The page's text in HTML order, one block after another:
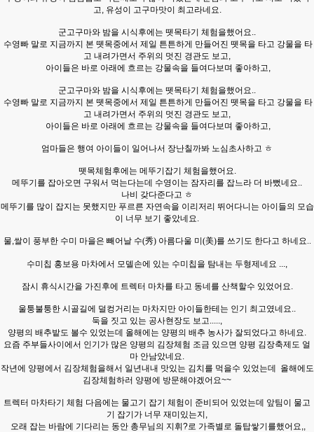
고, 유성이 고구마맛이 최고라네요.
군고구마와 밤을 시식후에는 뗏목타기 체험을했어요..
수영빠 말로 지금까지 본 뗏목중에서 제일 튼튼하게 만들어진 뗏목을 타고 강물을 타
고 내려가면서 주위의 멋진 경관도 보고,
아이들은 바로 아래에 흐르는 강물속을 들여다보며 좋아하고,
군고구마와 밤을 시식후에는 뗏목타기 체험을했어요..
수영빠 말로 지금까지 본 뗏목중에서 제일 튼튼하게 만들어진 뗏목을 타고 강물을 타
고 내려가면서 주위의 멋진 경관도 보고,
아이들은 바로 아래에 흐르는 강물속을 들여다보며 좋아하고,
엄마들은 행여 아이들이 일어나서 장난칠까봐 노심초사하고 ㅎ
뗏목체험후에는 메뚜기잡기 체험을했어요.
메뚜기를 잡아오면 구워서 먹는다는데 수영이는 잠자리를 잡느라 더 바뻤네요..
나비 갖다준다고 ㅎ
메뚜기를 많이 잡지는 못했지만 푸르른 자연속을 이리저리 뛰어다니는 아이들의 모습
이 너무 보기 좋았네요.
물,쌀이 풍부한 수미 마을은 빼어날 수(秀) 아름다울 미(美)를 쓰기도 한다고 하네요..
수미칩 홍보용 마차에서 모델손에 있는 수미칩을 탐내는 두형제네요 ...,
잠시 휴식시간을 가진후에 트렉터 마차를 타고 동네를 산책할수 있었어요.
울퉁불퉁한 시골길에 덜컹거리는 마차지만 아이들한테는 인기 최고였네요..
둑을 짓고 있는 공사현장도 보고.....,
양평의 배추밭도 볼수 있었는데 올해에는 양평의 배추 농사가 잘되었다고 하네요.
요즘 주부들사이에서 인기가 많은 양평의 김장체험 조금 있으면 양평 김장축제도 얼
마 안남았네요.
작년에 양평에서 김장체험을해서 일년내내 맛있는 김치를 먹을수 있었는데
올해에도
김장체험하러 양평에 방문해야겠어요~~
트렉터 마차타기 체험 다음에는 물고기 잡기 체험이 준비되어 있었는데 앞팀이 물고
기 잡기가 너무 재미있는지,
오래 잡는 바람에 기다리는 동안 총무님의 지휘?로 가족별로 돌탑쌓기를했어요,,